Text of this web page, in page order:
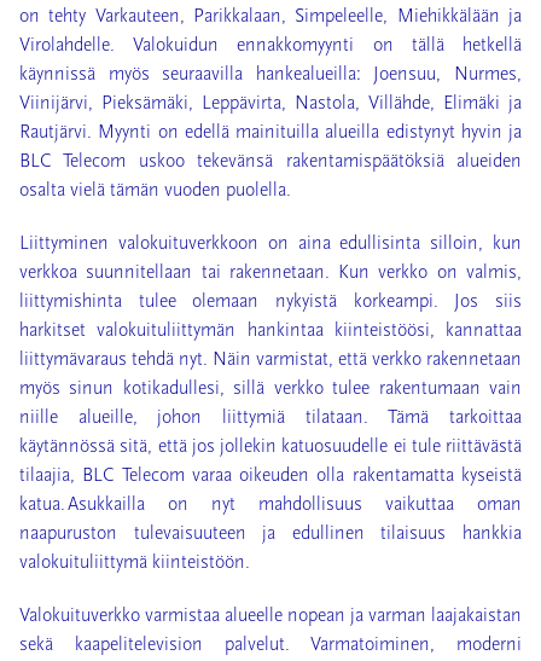
on tehty Varkauteen, Parikkalaan, Simpeleelle, Miehikkälään ja
Virolahdelle. Valokuidun ennakkomyynti on tällä hetkellä
käynnissä myös seuraavilla hankealueilla: Joensuu, Nurmes,
Viinijärvi, Pieksämäki, Leppävirta, Nastola, Villähde, Elimäki ja
Rautjärvi. Myynti on edellä mainituilla alueilla edistynyt hyvin ja
BLC Telecom uskoo tekevänsä rakentamispäätöksiä alueiden
osalta vielä tämän vuoden puolella.
Liittyminen valokuituverkkoon on aina edullisinta silloin, kun
verkkoa suunnitellaan tai rakennetaan. Kun verkko on valmis,
liittymishinta tulee olemaan nykyistä korkeampi. Jos siis
harkitset valokuituliittymän hankintaa kiinteistöösi, kannattaa
liittymävaraus tehdä nyt. Näin varmistat, että verkko rakennetaan
myös sinun kotikadullesi, sillä verkko tulee rakentumaan vain
niille alueille, johon liittymiä tilataan. Tämä tarkoittaa
käytännössä sitä, että jos jollekin katuosuudelle ei tule riittävästä
tilaajia, BLC Telecom varaa oikeuden olla rakentamatta kyseistä
katua.Asukkailla on nyt mahdollisuus vaikuttaa oman
naapuruston tulevaisuuteen ja edullinen tilaisuus hankkia
valokuituliittymä kiinteistöön.
Valokuituverkko varmistaa alueelle nopean ja varman laajakaistan
sekä kaapelitelevision palvelut. Varmatoiminen, moderni